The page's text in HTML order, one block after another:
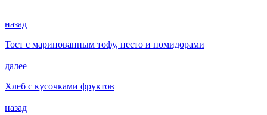
назад
Тост с маринованным тофу, песто и помидорами
далее
Хлеб с кусочками фруктов
назад